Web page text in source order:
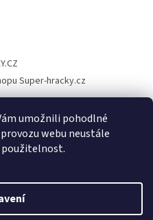
umožnili pohodlné
webu neustále
použitelnost.
Super-hracky.cz
Shoptet